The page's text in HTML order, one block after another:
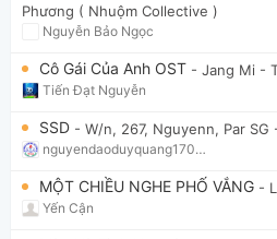
Phương ( Nhuộm Collective )
Nguyễn Bảo Ngọc
Cô Gái Của Anh OST - Jang Mi -
Tiến Đạt Nguyễn
SSD - W/n, 267, Nguyenn, Par SG
nguyendaoduyquang17021
MỘT CHIỀU NGHE PHỐ VẮNG -
Yến Cận